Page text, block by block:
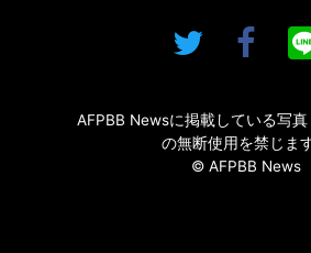
AFPBB Newsに掲載している写
の無断使用を禁じます
© AFPBB News